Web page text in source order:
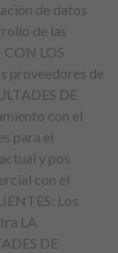
de datos
de las
LOS
proveedores de
DE
con el
para el
y pos
con el
Los
LA
DE